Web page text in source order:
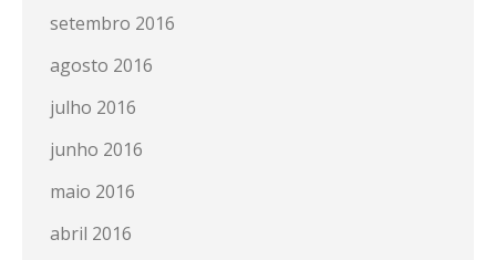
setembro 2016
agosto 2016
julho 2016
junho 2016
maio 2016
abril 2016